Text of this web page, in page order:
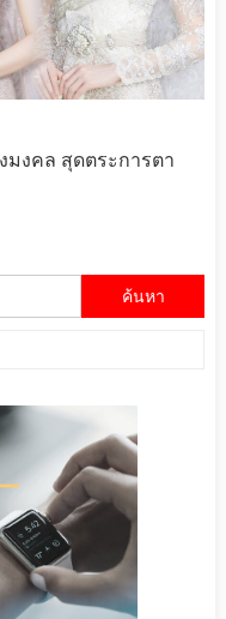
มงคล สุดตระการตา